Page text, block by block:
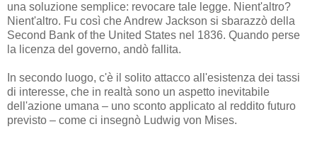
una soluzione semplice: revocare tale legge. Nient'altro?
Nient'altro. Fu così che Andrew Jackson si sbarazzò della
Second Bank of the United States nel 1836. Quando perse
la licenza del governo, andò fallita.
In secondo luogo, c'è il solito attacco all'esistenza dei tassi
di interesse, che in realtà sono un aspetto inevitabile
dell'azione umana – uno sconto applicato al reddito futuro
previsto – come ci insegnò Ludwig von Mises.